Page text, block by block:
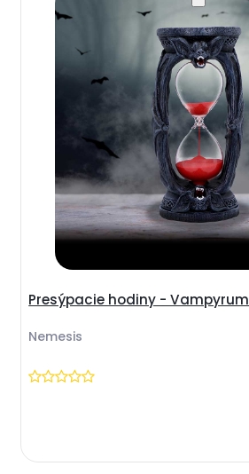
Presýpacie hodiny - Vampyrum
Nemesis